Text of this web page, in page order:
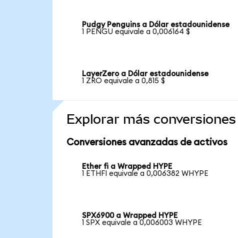
Pudgy Penguins a Dólar estadounidense
1 PENGU equivale a 0,006164 $
LayerZero a Dólar estadounidense
1 ZRO equivale a 0,815 $
Explorar más conversiones
Conversiones avanzadas de activos
Ether fi a Wrapped HYPE
1 ETHFI equivale a 0,006382 WHYPE
SPX6900 a Wrapped HYPE
1 SPX equivale a 0,006003 WHYPE